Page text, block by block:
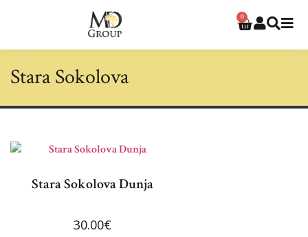
0
Stara Sokolova
Stara Sokolova Dunja
30.00€